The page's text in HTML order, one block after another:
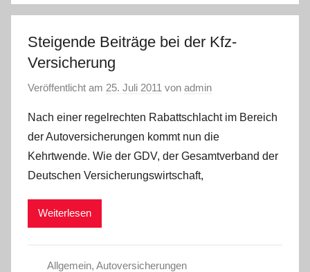
Steigende Beiträge bei der Kfz-
Versicherung
Veröffentlicht am 25. Juli 2011 von admin
Nach einer regelrechten Rabattschlacht im Bereich
der Autoversicherungen kommt nun die
Kehrtwende. Wie der GDV, der Gesamtverband der
Deutschen Versicherungswirtschaft,
Weiterlesen
Allgemein, Autoversicherungen